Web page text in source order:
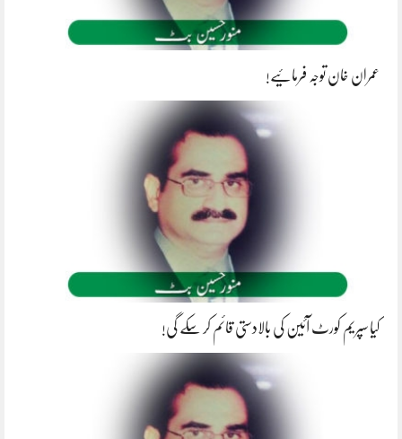
عمران خان توجہ فرمائیے!
کیا سپریم کورٹ آئین کی بالادستی قائم کر سکے گی!